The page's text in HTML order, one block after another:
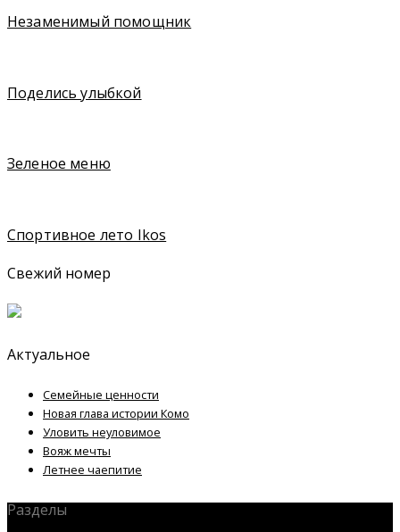
Незаменимый помощник
Поделись улыбкой
Зеленое меню
Спортивное лето Ikos
Свежий номер
Актуальное
Семейные ценности
Новая глава истории Комо
Уловить неуловимое
Вояж мечты
Летнее чаепитие
Разделы